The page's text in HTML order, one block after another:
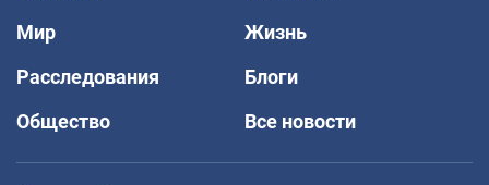
Мир
Жизнь
Расследования
Блоги
Общество
Все новости